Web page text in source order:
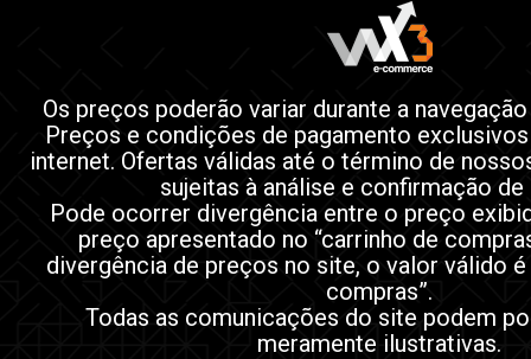
Os preços poderão variar durante a
Preços e condições de pagamento
internet. Ofertas válidas até o término de
sujeitas à análise e confirmação de
Pode ocorrer divergência entre o preço
preço apresentado no “carrinho de
divergência de preços no site, o valor válido é
compras”.
Todas as comunicações do site podem
meramente ilustrativas.